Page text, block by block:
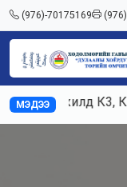
(976)-70175169
МЭДЭЭАжилд К3, К5,